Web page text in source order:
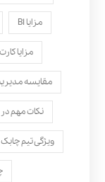
مزایا BI
مزایا
مقایسه
نکات مهم
ویژگی تیم چابک